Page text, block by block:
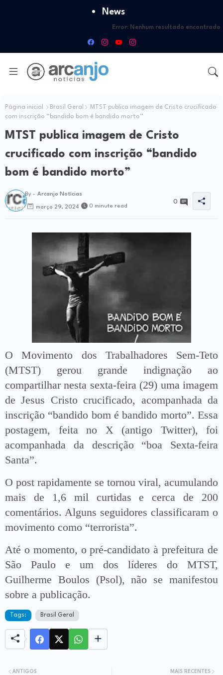
News
Error: Nenhum resultado encontrado
Página inicial Brasil Geral
MTST publica imagem de Cristo crucificado
com inscrição “bandido bom é bandido morto”
MTST publica imagem de Cristo
crucificado com inscrição “bandido
bom é bandido morto”
By - Arcanjo Notícias
março 29, 2024 0 minute read
0
O Movimento dos Trabalhadores Sem-Teto
(MTST) gerou grande indignação ao
compartilhar nesta sexta-feira (29) uma imagem
de Jesus Cristo crucificado, acompanhada da
inscrição “bandido bom é bandido morto”. Essa
postagem, feita no X (antigo Twitter), foi
acompanhada da descrição “boa Sexta-feira
Santa”.
O post rapidamente se tornou viral, acumulando
mais de 1,6 mil curtidas e cerca de 200
comentários. Alguns seguidores classificaram o
movimento como “terrorista”.
Até o momento, o pré-candidato à prefeitura de
São Paulo e um dos líderes do MTST,
Guilherme Boulos (Psol), não se manifestou
sobre a publicação.
Tags: Brasil Geral
MAIS RECENTES
ANTIGOS